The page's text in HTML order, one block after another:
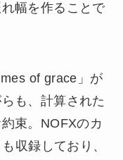
幅を作ることで
of grace」が
も、計算された
束。NOFXのカ
収録しており、